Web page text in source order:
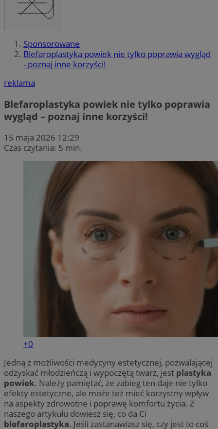
Sponsorowane
Blefaroplastyka powiek nie tylko poprawia wygląd
- poznaj inne korzyści!
reklama
Blefaroplastyka powiek nie tylko poprawia
wygląd – poznaj inne korzyści!
15 maja 2026 12:29
Czas czytania: 5 min.
+0
Jedną z możliwości medycyny estetycznej, pozwalającej
odzyskać młodzieńczą i wypoczętą twarz, jest plastyka
powiek. Należy pamiętać, że zabieg ten daje nie tylko
efekty estetyczne, ale może też mieć korzystny wpływ
na aspekty zdrowotne i poprawę komfortu życia. Z
naszego artykułu dowiesz się, co da Ci
blefaroplastyka. Jeśli zastanawiasz się, czy jest to coś